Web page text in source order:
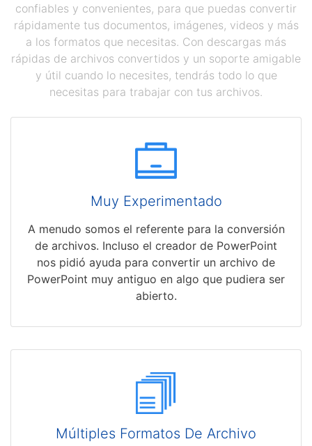
confiables y convenientes, para que puedas convertir
rápidamente tus documentos, imágenes, videos y más
a los formatos que necesitas. Con descargas más
rápidas de archivos convertidos y un soporte amigable
y útil cuando lo necesites, tendrás todo lo que
necesitas para trabajar con tus archivos.
Muy Experimentado
A menudo somos el referente para la conversión
de archivos. Incluso el creador de PowerPoint
nos pidió ayuda para convertir un archivo de
PowerPoint muy antiguo en algo que pudiera ser
abierto.
Múltiples Formatos De Archivo